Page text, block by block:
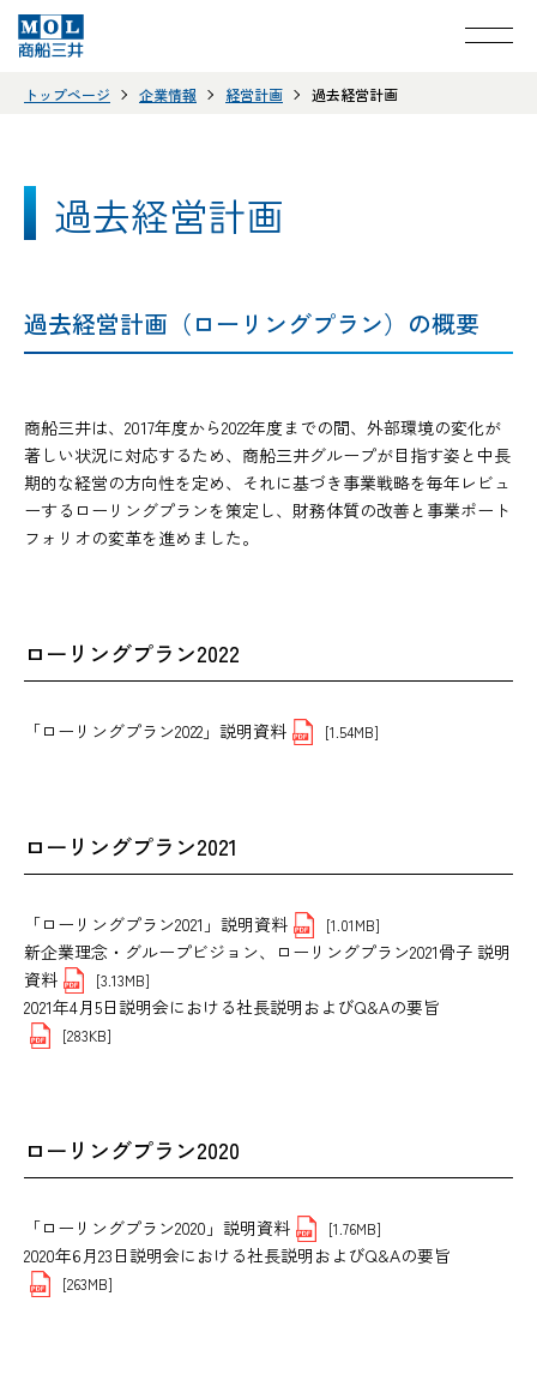
トップページ 企業情報 経営計画 過去経営計画
過去経営計画
過去経営計画（ローリングプラン）の概要
商船三井は、2017年度から2022年度までの間、外部環境の変化が
著しい状況に対応するため、商船三井グループが目指す姿と中長
期的な経営の方向性を定め、それに基づき事業戦略を毎年レビュ
ーするローリングプランを策定し、財務体質の改善と事業ポート
フォリオの変革を進めました。
ローリングプラン2022
「ローリングプラン2022」説明資料 [1.54MB]
ローリングプラン2021
「ローリングプラン2021」説明資料 [1.01MB]
新企業理念・グループビジョン、ローリングプラン2021骨子 説明
資料
[3.13MB]
2021年4月5日説明会における社長説明およびQ&Aの要旨
[283KB]
ローリングプラン2020
「ローリングプラン2020」説明資料 [1.76MB]
2020年6月23日説明会における社長説明およびQ&Aの要旨
[263MB]